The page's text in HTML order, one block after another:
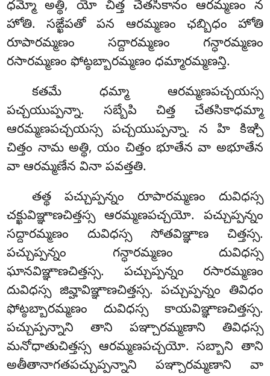
ధమ్మో అత్థి, యో చిత్త చేతసికానం ఆరమ్మణం న
హోతి. సఙ్ఖేపతో పన ఆరమ్మణం ఛబ్బిధం హోతి
రూపారమ్మణం సద్దారమ్మణం గన్ధారమ్మణం
రసారమ్మణం ఫోట్ఠబ్బారమ్మణం ధమ్మారమ్మణన్తి.
కతమే ధమ్మా ఆరమ్మణపచ్చయస్స
పచ్చయుప్పన్నా. సబ్బేపి చిత్త చేతసికాధమ్మా
ఆరమ్మణపచ్చయస్స పచ్చయుప్పన్నా. న హి కిఞ్చి
చిత్తం నామ అత్థి, యం చిత్తం భూతేన వా అభూతేన
వా ఆరమ్మణేన వినా పవత్తతి.
తత్థ పచ్చుప్పన్నం రూపారమ్మణం దువిధస్స
చక్ఖువిఞ్ఞాణచిత్తస్స ఆరమ్మణపచ్చయో. పచ్చుప్పన్నం
సద్దారమ్మణం దువిధస్స సోతవిఞ్ఞాణ చిత్తస్స.
పచ్చుప్పన్నం గన్ధారమ్మణం దువిధస్స
ఘానవిఞ్ఞాణచిత్తస్స. పచ్చుప్పన్నం రసారమ్మణం
దువిధస్స జివ్హావిఞ్ఞాణచిత్తస్స. పచ్చుప్పన్నం తివిధం
ఫోట్ఠబ్బారమ్మణం దువిధస్స కాయవిఞ్ఞాణచిత్తస్స.
పచ్చుప్పన్నాని తాని పఞ్చారమ్మణాని తివిధస్స
మనోధాతుచిత్తస్స ఆరమ్మణపచ్చయో. సబ్బాని తాని
అతీతానాగతపచ్చుప్పన్నాని పఞ్చారమ్మణాని వా